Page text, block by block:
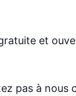
et
pas à nous